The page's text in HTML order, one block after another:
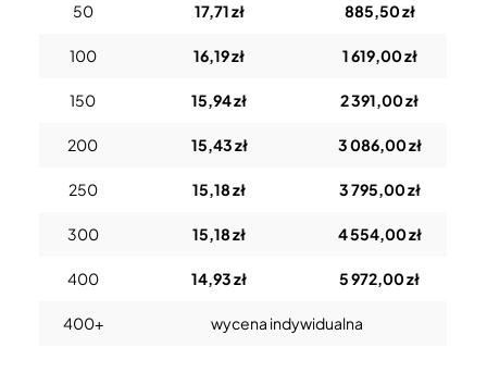
50 17,71 zł 885,50 zł
100 16,19 zł 1 619,00 zł
150 15,94 zł 2 391,00 zł
200 15,43 zł 3 086,00 zł
250 15,18 zł 3 795,00 zł
300 15,18 zł 4 554,00 zł
400 14,93 zł 5 972,00 zł
400+ wycena indywidualna